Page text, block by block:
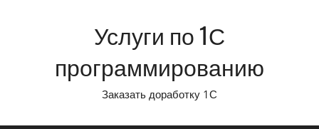
Услуги по 1С
программированию
Заказать доработку 1С